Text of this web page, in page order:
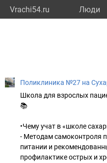
Vrachi54.ru Люди
Поликлиника №27 на
Школа для взрослых
📚
•Чему учат в «школе
- Методам самоконтроля
питании и
профилактике острых и